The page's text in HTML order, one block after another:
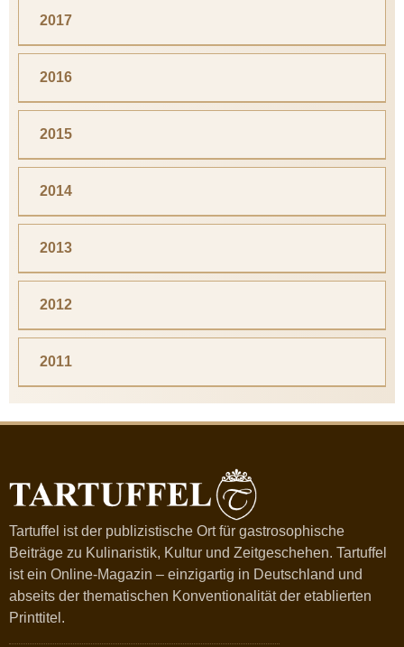
2017
2016
2015
2014
2013
2012
2011
Tartuffel ist der publizistische Ort für gastrosophische
Beiträge zu Kulinaristik, Kultur und Zeitgeschehen. Tartuffel
ist ein Online-Magazin – einzigartig in Deutschland und
abseits der thematischen Konventionalität der etablierten
Printtitel.